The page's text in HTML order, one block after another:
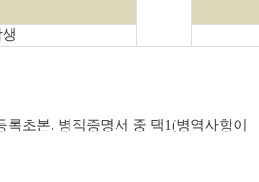
초본, 병적증명서 중 택1(병역사항이